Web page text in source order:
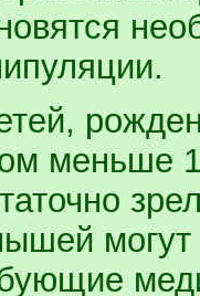
меньше
могут